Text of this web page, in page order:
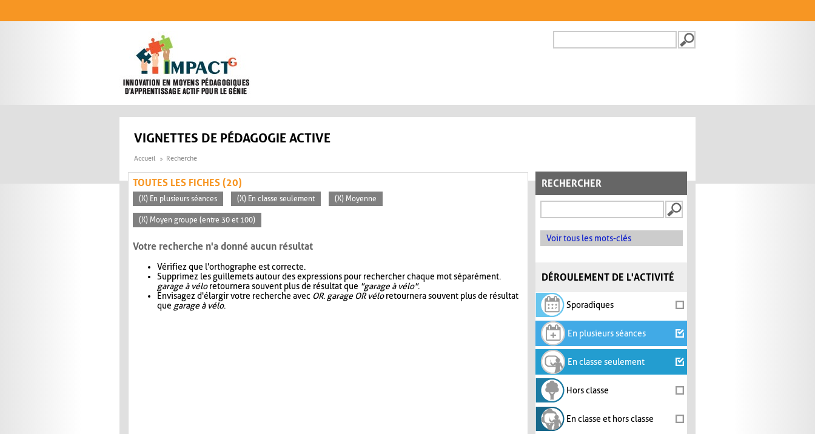
FORMULAIRE DE
VIGNETTES DE PÉDAGOGIE ACTIVE
Accueil Recherche
RECHERCHER
Voir tous les mots-clés
DÉROULEMENT DE L'ACTIVITÉ
Sporadiques
En plusieurs séances
En classe seulement
Hors classe
En classe et hors classe
TOUTES LES FICHES (20)
(X) En plusieurs séances (X) En classe seulement (X) Moyenne
(X) Moyen groupe (entre 30 et 100)
Votre recherche n'a donné aucun résultat
Vérifiez que l'orthographe est correcte.
Supprimez les guillemets autour des expressions pour rechercher chaque mot séparément.
garage à véloretournera souvent plus de résultat que "garage à vélo".
Envisagez d'élargir votre recherche avec OR. garage OR véloretournera souvent plus de résultat
que garage à vélo.